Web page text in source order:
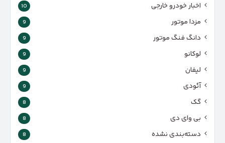
اخبار خودرو خارجی 10
مزدا موتور 9
دانگ فنگ موتور 9
لوکانو 9
لیفان 9
آئودی 9
گک 8
بی وای دی 8
دسته‌بندی نشده 8